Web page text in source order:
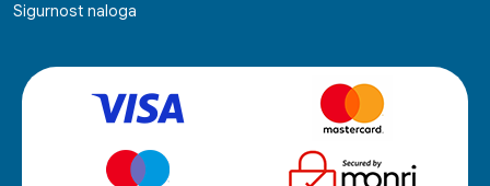
Sigurnost naloga